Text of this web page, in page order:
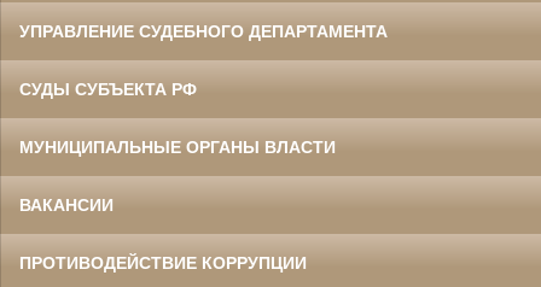
УПРАВЛЕНИЕ СУДЕБНОГО ДЕПАРТАМЕНТА
СУДЫ СУБЪЕКТА РФ
МУНИЦИПАЛЬНЫЕ ОРГАНЫ ВЛАСТИ
ВАКАНСИИ
ПРОТИВОДЕЙСТВИЕ КОРРУПЦИИ